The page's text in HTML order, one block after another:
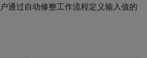
通过自动修整工作流程定义输入值的